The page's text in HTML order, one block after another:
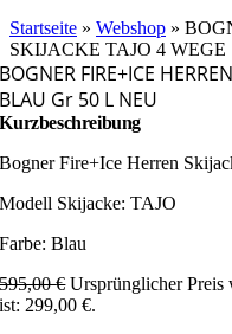
Startseite » Webshop »
SKIJACKE TAJO 4
BOGNER FIRE+ICE
BLAU Gr 50 L NEU
Kurzbeschreibung
Bogner Fire+Ice Herren
Modell Skijacke: TAJO
Farbe: Blau
595,00€ Ursprünglicher Preis
ist: 299,00 €.